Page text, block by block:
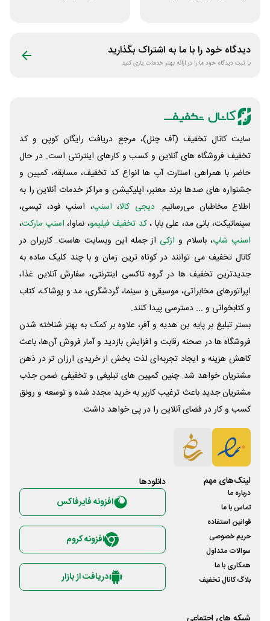
دیدگاه خود را با ما به اشتراک بگذارید
با ثبت دیدگاه خود ما را در ارائه بهتر خدمات یاری کنید
سایت کانال تخفیف (آف چنل)، مرجع دریافت رایگان کوپن و کد
تخفیف فروشگاه های آنلاین و کسب و‌ کارهای اینترنتی است. در حال
حاضر با همراهی استارت آپ ها انواع کد تخفیف، مسابقه، کمپین و
جشنواره های صدها برند معتبر، اپلیکیشن و مراکز خدمات آنلاین را به
اطلاع مخاطبان می‌رسانیم. دیجی کالا، اسنپ، اسنپ فود، تپسی،
سینماتیکت، بانی مد، علی‌ بابا ،کد تخفیف فیلیمو، نماوا، اسنپ مارکت،
اسنپ شاپ، باسلام و ازکی از جمله این وبسایت ‌هاست. کاربران در
کانال تخفیف می توانند در کوتاه ترین زمان و با چند کلیک ساده به
جدیدترین تخفیف ها در گروه تاکسی اینترنتی، سفارش آنلاین غذا،
اپراتورهای مخابراتی، موسیقی و سینما، گردشگری، مد و پوشاک، کتاب
و کتابخوانی و ... دسترسی پیدا کنند.
بستر تبلیغ بر پایه بن هدیه و آفر، علاوه بر کمک به بهتر شناخته شدن
فروشگاه ها در صحنه رقابت و افزایش بازدید و آمار فروش آن‌ها، باعث
کاهش هزینه و ایجاد تجربه‌ای لذت بخش از خریدی ارزان تر در ذهن
مشتریان خواهد شد. چنین کمپین های تبلیغی و تخفیفی ضمن جذب
مشتریان جدید باعث ترغیب کاربر به خرید مجدد شده و توسعه و رونق
کسب و کار در فضای آنلاین را در پی خواهد داشت.
لینک‌های مهم
درباره ما
تماس با ما
قوانین استفاده
حریم خصوصی
سوالات متداول
همکاری با ما
بلاگ کانال تخفیف
دانلود‌ها
افزونه فایرفاکس
افزونه کروم
دریافت از بازار